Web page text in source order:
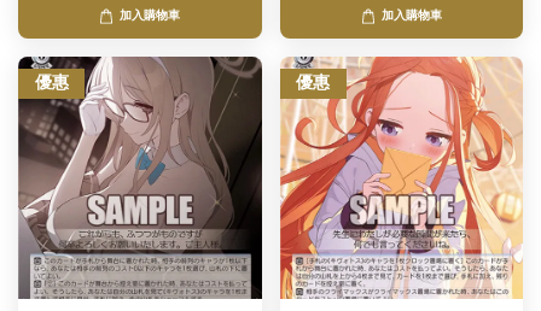
加入購物車 加入購物車
優惠 優惠